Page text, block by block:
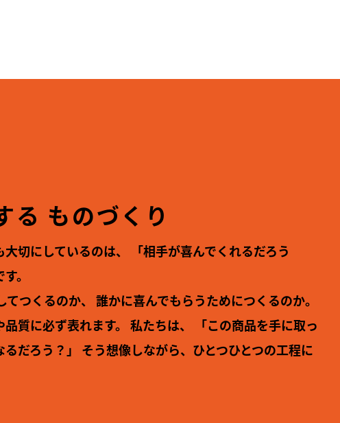
る ものづくり
切にしているのは、
「相手が喜んでくれるだろう
。
てつくるのか、
誰かに喜んでもらうためにつくるのか。
質に必ず表れます。 私たちは、
「この商品を手に取っ
だろう？」
そう想像しながら、ひとつひとつの工程に